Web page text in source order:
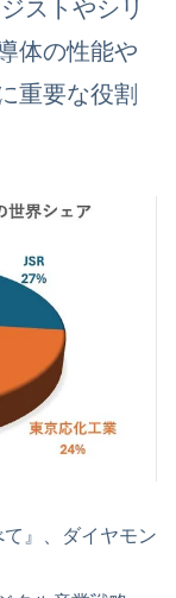
ストやシリ
体の性能や
重要な役割
』、ダイヤモン